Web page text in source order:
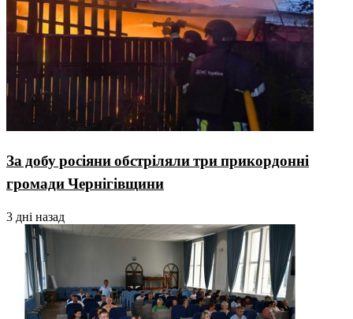
За добу росіяни обстріляли три прикордонні
громади Чернігівщини
3 дні назад